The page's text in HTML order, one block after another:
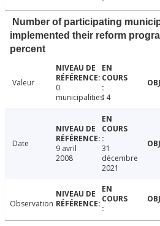
Number of participating
implemented their reform
percent
Valeur
0
municipalities14
Date
9 avril
2008
31
décembre
2021
Observation